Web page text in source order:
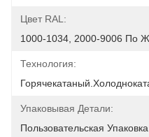
Цвет RAL:
1000-1034, 2000-9006 По
Технология:
Упаковывая Детали:
Пользовательская Упаковка